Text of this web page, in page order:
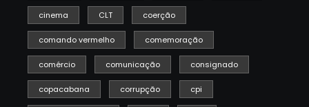
cinema CLT coerção
comando vermelho comemoração
comércio comunicação consignado
copacabana corrupção cpi